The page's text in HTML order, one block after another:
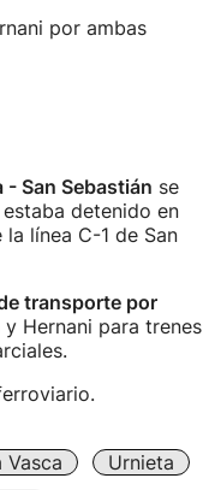
por ambas
San Sebastián se
estaba detenido en
línea C-1 de San
transporte por
Hernani para trenes
Vasca
Urnieta